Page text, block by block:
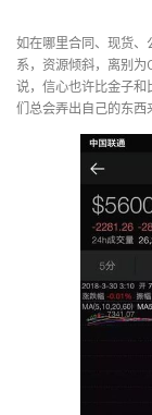
如在哪里合同、现货
系，资源倾斜，离别
说，信心也许比金子和
们总会弄出自己的东西